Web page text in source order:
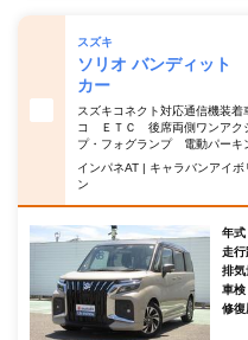
スズキ
ソリオ バンディッ
カー
スズキコネクト対応通信機装
コ ＥＴＣ 後席両側ワンアク
プ・フォグランプ 電動パー
インパネAT | キャラバンアイ
ン
年式
走行
排気
車検
修復